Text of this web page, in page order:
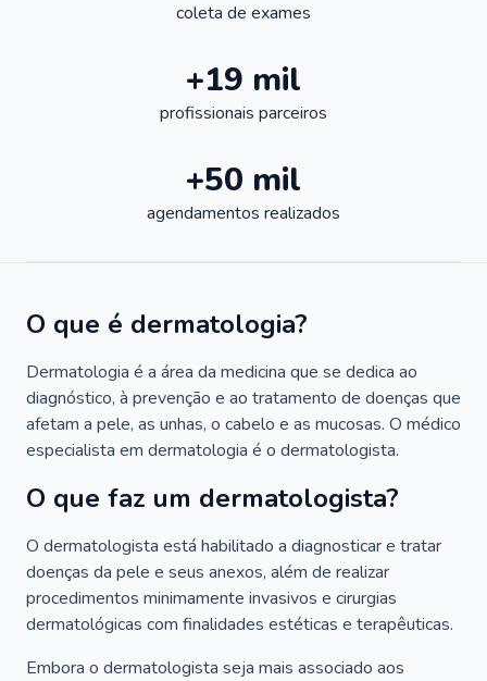
coleta de exames
+19 mil
profissionais parceiros
+50 mil
agendamentos realizados
O que é dermatologia?
Dermatologia é a área da medicina que se dedica ao
diagnóstico, à prevenção e ao tratamento de doenças que
afetam a pele, as unhas, o cabelo e as mucosas. O médico
especialista em dermatologia é o dermatologista.
O que faz um dermatologista?
O dermatologista está habilitado a diagnosticar e tratar
doenças da pele e seus anexos, além de realizar
procedimentos minimamente invasivos e cirurgias
dermatológicas com finalidades estéticas e terapêuticas.
Embora o dermatologista seja mais associado aos